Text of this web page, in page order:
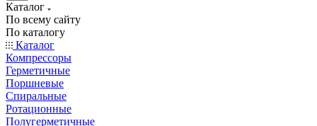
Каталог
По всему сайту
По каталогу
Каталог
Компрессоры
Герметичные
Поршневые
Спиральные
Ротационные
Полугерметичные